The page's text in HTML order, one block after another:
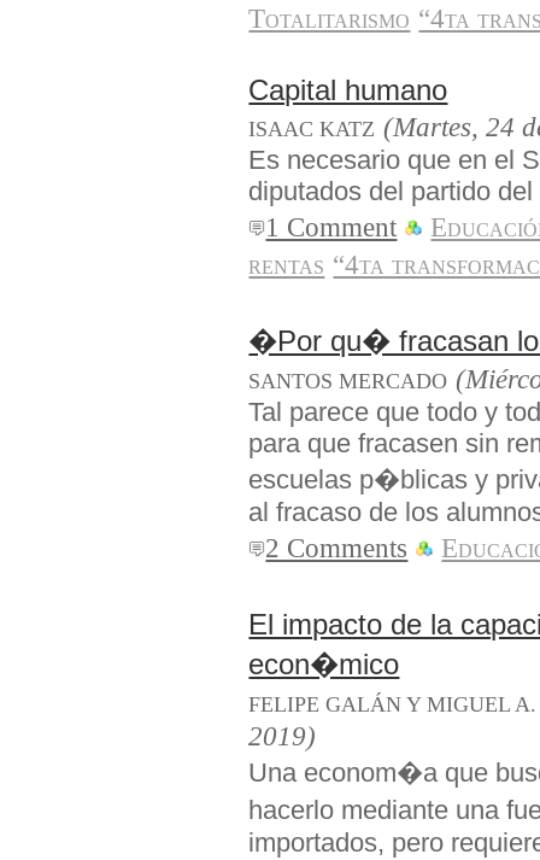
Totalitarismo “4ta
Capital humano
ISAAC KATZ (Martes, 24
Es necesario que en el
diputados del partido
1 Comment
rentas “4ta
�Por qu� fracasan
SANTOS MERCADO
Tal parece que todo y
para que fracasen sin
escuelas p�blicas y
al fracaso de los
2 Comments
El impacto de la
econ�mico
FELIPE GALÁN Y MIGUEL A.
2019)
Una econom�a que
hacerlo mediante una
importados, pero